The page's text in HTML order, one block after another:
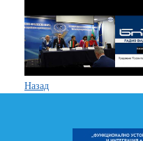
Назад